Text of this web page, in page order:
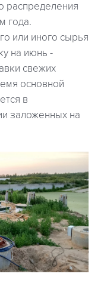
распределения
года.
или иного сырья
на июнь -
свежих
основной
в
заложенных на